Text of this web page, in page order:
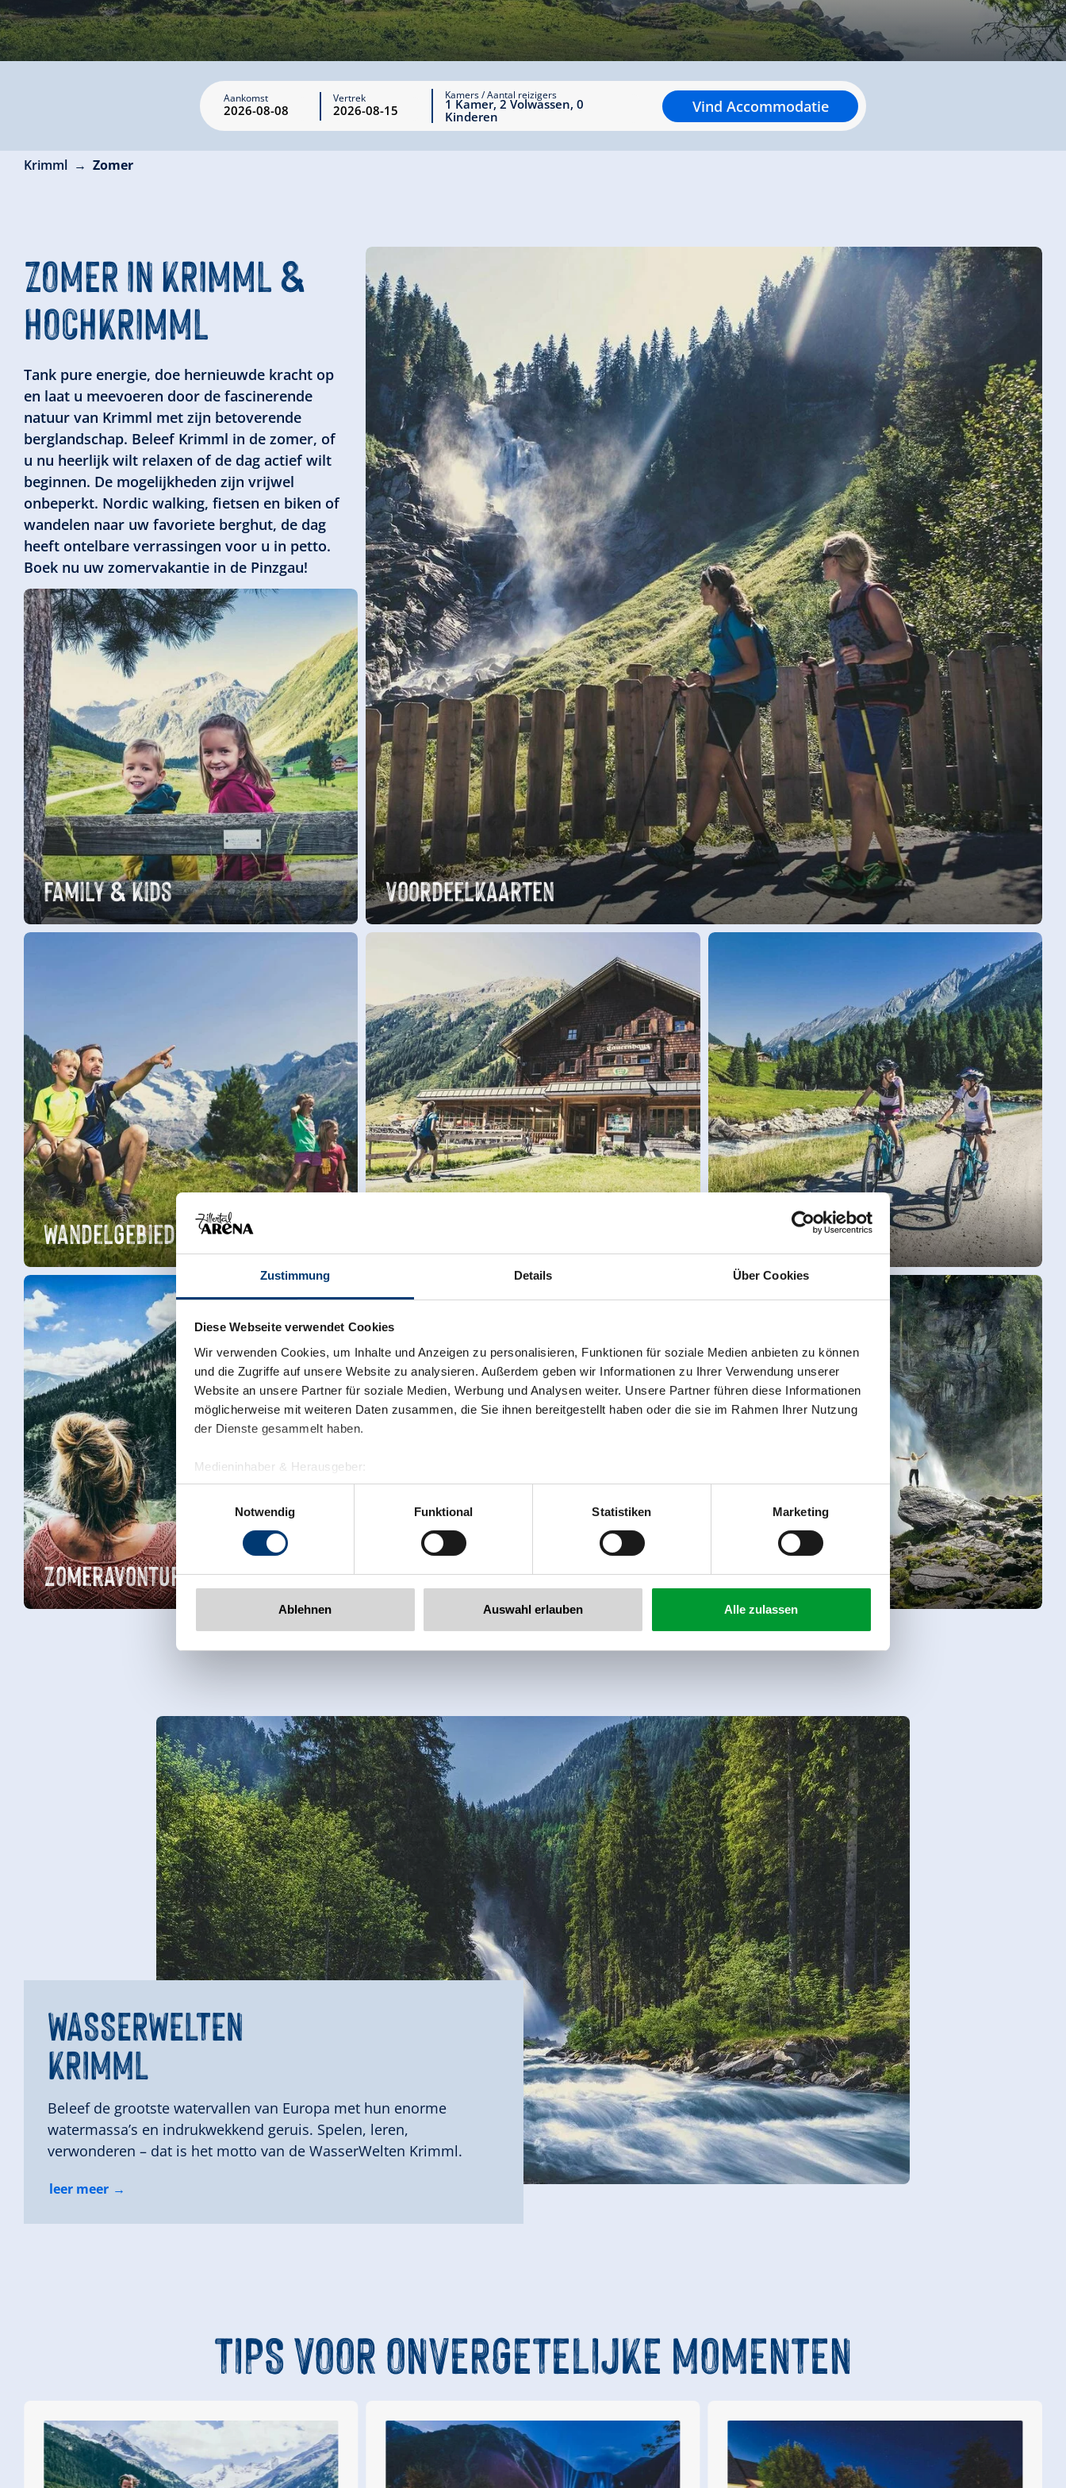
Zustimmung Details Über Cookies
Diese Webseite verwendet Cookies
Wir verwenden Cookies, um Inhalte und Anzeigen zu personalisieren, Funktionen für soziale Medien anbieten zu können
und die Zugriffe auf unsere Website zu analysieren. Außerdem geben wir Informationen zu Ihrer Verwendung unserer
Website an unsere Partner für soziale Medien, Werbung und Analysen weiter. Unsere Partner führen diese Informationen
möglicherweise mit weiteren Daten zusammen, die Sie ihnen bereitgestellt haben oder die sie im Rahmen Ihrer Nutzung
der Dienste gesammelt haben.
Medieninhaber & Herausgeber:
Zeller Bergbahnen Zillertal GmbH & Co KG
Rohr 23// A-6280 Zell am Ziller
www.zillertalarena.com
Einwilligungsauswahl
Notwendig
Funktional Statistiken Marketing
Ablehnen Auswahl erlauben Alle zulassen
Aankomst Vertrek Kamers / Aantal reizigers
1 Kamer, 2 Volwassen, 0
Kinderen
Vind Accommodatie
Krimml Zomer
ZOMERIN KRIMML &
HOCHKRIMML
Tank pure energie, doe hernieuwde kracht op
en laat u meevoeren door de fascinerende
natuur van Krimml met zijn betoverende
berglandschap. Beleef Krimml in de zomer, of
u nu heerlijk wilt relaxen of de dag actief wilt
beginnen. De mogelijkheden zijn vrijwel
onbeperkt. Nordic walking, fietsen en biken of
wandelen naar uw favoriete berghut, de dag
heeft ontelbare verrassingen voor u in petto.
Boek nu uw zomervakantie in de Pinzgau!
Family & Kids Voordeelkaarten
Wandelgebied Fietsregio
Zomeravonturen
Krimml-watervallen &
Wasserwelten
Krimml werkt
WASSERWELTEN
KRIMML
Beleef de grootste watervallen van Europa met hun enorme
watermassa’s en indrukwekkend geruis. Spelen, leren,
verwonderen – dat is het motto van de WasserWelten Krimml.
leer meer
TIPSVOOR ONVERGETELIJKE MOMENTEN